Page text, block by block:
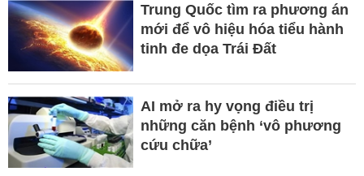
Trung Quốc tìm ra phương án
mới để vô hiệu hóa tiểu hành
tinh đe dọa Trái Đất
AI mở ra hy vọng điều trị
những căn bệnh ‘vô phương
cứu chữa’